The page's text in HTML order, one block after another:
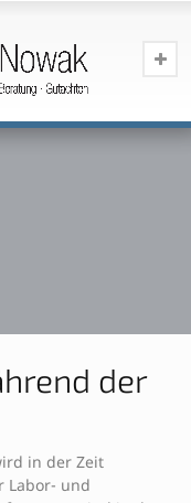
der
in der Zeit
Labor- und